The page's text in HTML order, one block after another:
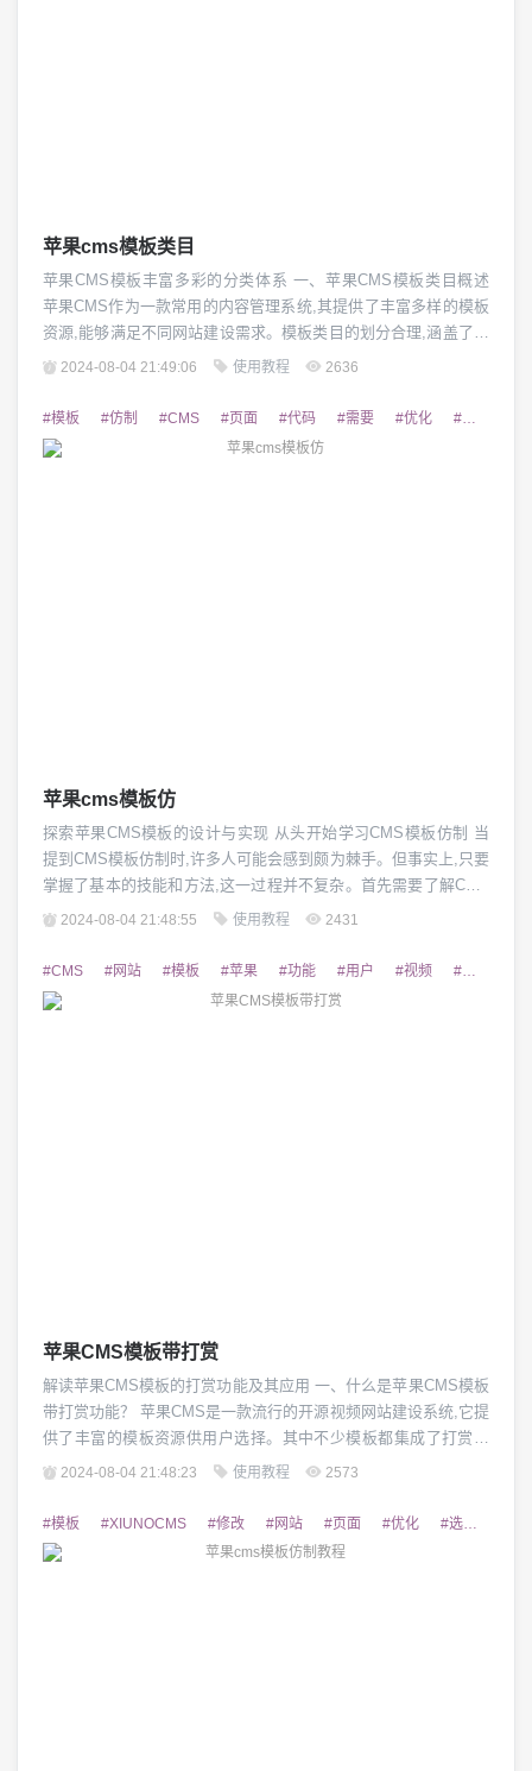
苹果cms模板类目
苹果CMS模板丰富多彩的分类体系 一、苹果CMS模板类目概述
苹果CMS作为一款常用的内容管理系统,其提供了丰富多样的模板
资源,能够满足不同网站建设需求。模板类目的划分合理,涵盖了从
个人博客到电子商城等各种风格和功能的网站类型。通过对模板
二、苹果CMS模板类目分类 苹果CMS的模板类目主要包括:博
客、资讯、商城、视频、企业...
2024-08-04 21:49:06 使用教程 2636
#模板 #仿制 #CMS #页面 #代码 #需要 #优化 #复制
苹果cms模板仿
探索苹果CMS模板的设计与实现 从头开始学习CMS模板仿制 当
提到CMS模板仿制时,许多人可能会感到颇为棘手。但事实上,只要
掌握了基本的技能和方法,这一过程并不复杂。首先需要了解CMS
的结构和工作原理,包括页面模板、样式表、功能模块等各个部
到仿制的目的。这需要一定的耐心和细心,但只要坚持下去,你一定
能够成功。 挑选合适的...
2024-08-04 21:48:55 使用教程 2431
#CMS #网站 #模板 #苹果 #功能 #用户 #视频 #优化
苹果CMS模板带打赏
解读苹果CMS模板的打赏功能及其应用 一、什么是苹果CMS模板
带打赏功能？ 苹果CMS是一款流行的开源视频网站建设系统,它提
供了丰富的模板资源供用户选择。其中不少模板都集成了打赏功
能,允许网站访客对网站内容进行赞赏支持。这种打赏功能可以有
二、苹果CMS模板打赏功能的优势 苹果CMS模板带打赏功能具有
多方面的优势:1)为网站创...
2024-08-04 21:48:23 使用教程 2573
#模板 #XIUNOCMS #修改 #网站 #页面 #优化 #选择